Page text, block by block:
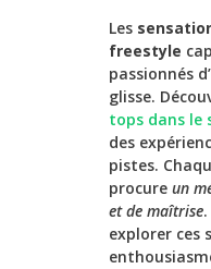
Les
freestyle
passionnés
glisse.
tops dans le
des
pistes.
procure un
et de maîtrise
explorer ces